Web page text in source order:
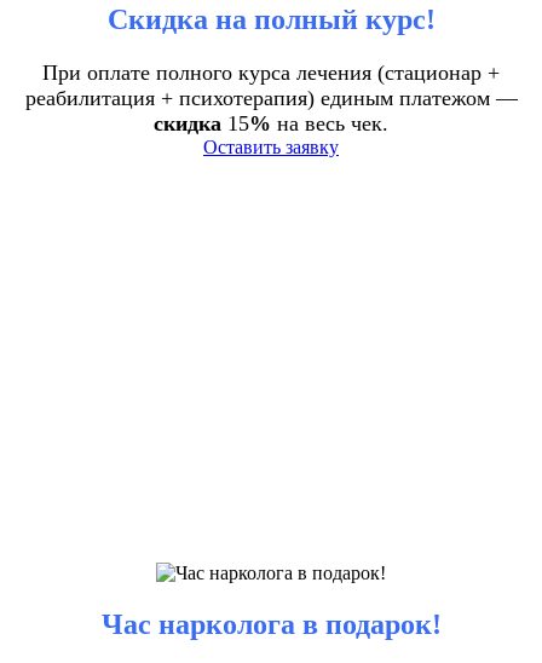
Скидка на полный курс!
При оплате полного курса лечения (стационар +
реабилитация + психотерапия) единым платежом —
скидка 15% на весь чек.
Оставить заявку
Час нарколога в подарок!